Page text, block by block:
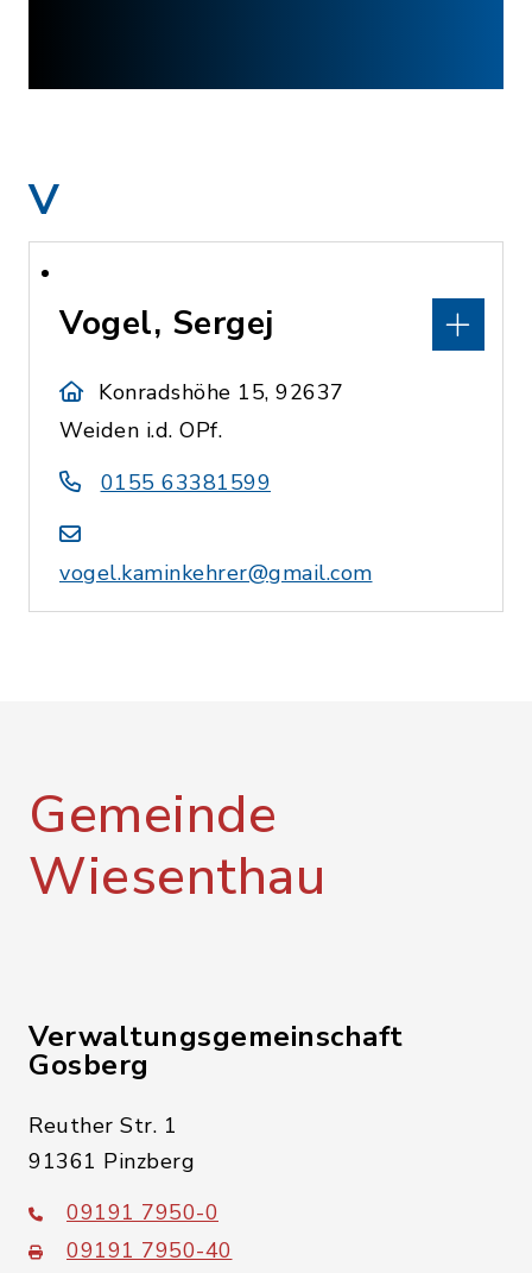
V
Vogel, Sergej
Konradshöhe 15, 92637
Weiden i.d. OPf.
0155 63381599
vogel.kaminkehrer@gmail.com
Gemeinde
Wiesenthau
Verwaltungsgemeinschaft
Gosberg
Reuther Str. 1
91361 Pinzberg
09191 7950-0
09191 7950-40